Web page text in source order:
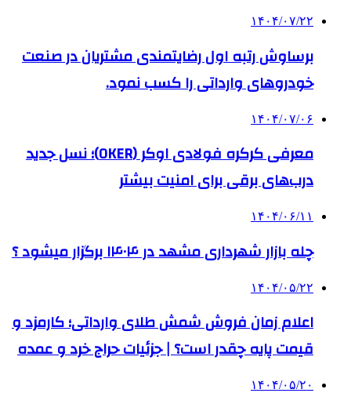
۱۴۰۴/۰۷/۲۲
برساوش رتبه اول رضایتمندی مشتریان در صنعت
خودروهای وارداتی را کسب نمود.
۱۴۰۴/۰۷/۰۶
معرفی کرکره فولادی اوکر (OKER)؛ نسل جدید
درب‌های برقی برای امنیت بیشتر
۱۴۰۴/۰۶/۱۱
چله بازار شهرداری مشهد در ۱۴۰۴ برگزار میشود ؟
۱۴۰۴/۰۵/۲۲
اعلام زمان فروش شمش طلای وارداتی؛ کارمزد و
قیمت پایه چقدر است؟ | جزئیات حراج خرد و عمده
۱۴۰۴/۰۵/۲۰